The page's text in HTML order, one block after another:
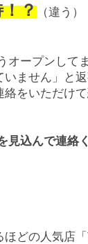
？ （違う）
オープンして
いません」と
をいただけて
見込んで連絡
どの人気店